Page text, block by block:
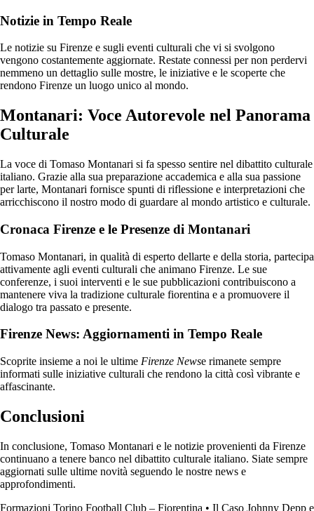
Notizie in Tempo Reale
Le notizie su Firenze e sugli eventi culturali che vi si svolgono
vengono costantemente aggiornate. Restate connessi per non perdervi
nemmeno un dettaglio sulle mostre, le iniziative e le scoperte che
rendono Firenze un luogo unico al mondo.
Montanari: Voce Autorevole nel Panorama
Culturale
La voce di Tomaso Montanari si fa spesso sentire nel dibattito culturale
italiano. Grazie alla sua preparazione accademica e alla sua passione
per larte, Montanari fornisce spunti di riflessione e interpretazioni che
arricchiscono il nostro modo di guardare al mondo artistico e culturale.
Cronaca Firenze e le Presenze di Montanari
Tomaso Montanari, in qualità di esperto dellarte e della storia, partecipa
attivamente agli eventi culturali che animano Firenze. Le sue
conferenze, i suoi interventi e le sue pubblicazioni contribuiscono a
mantenere viva la tradizione culturale fiorentina e a promuovere il
dialogo tra passato e presente.
Firenze News: Aggiornamenti in Tempo Reale
Scoprite insieme a noi le ultime Firenze Newse rimanete sempre
informati sulle iniziative culturali che rendono la città così vibrante e
affascinante.
Conclusioni
In conclusione, Tomaso Montanari e le notizie provenienti da Firenze
continuano a tenere banco nel dibattito culturale italiano. Siate sempre
aggiornati sulle ultime novità seguendo le nostre news e
approfondimenti.
Formazioni Torino Football Club – Fiorentina • Il Caso Johnny Depp e